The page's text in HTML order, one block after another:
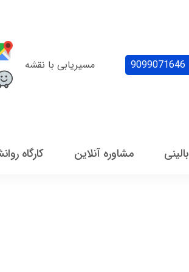
9099071646 مسیریابی با نقشه
مشاوره آنلاین کارگاه